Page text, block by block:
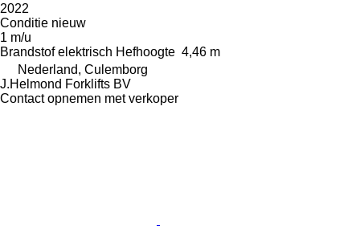
2022
Conditie nieuw
1 m/u
Brandstof elektrisch Hefhoogte 4,46 m
Nederland, Culemborg
J.Helmond Forklifts BV
Contact opnemen met verkoper